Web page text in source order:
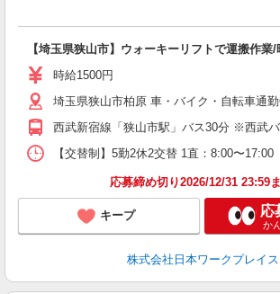
【埼玉県狭山市】ウォーキーリフトで運搬作
時給1500円
埼玉県狭山市柏原 車・バイク・自転車通
西武新宿線「狭山市駅」バス30分 ※西武
【交替制】5勤2休2交替 1直：8:00〜
応募締め切り2026/12/31 23:59
キープ 応
か
株式会社日本ワークプレイス